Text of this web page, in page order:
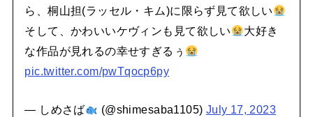
ら、桐山担(ラッセル・キム)に限らず見て欲しい
そして、かわいいケヴィンも見て欲しい
大好き
な作品が見れるの幸せすぎるぅ
pic.twitter.com/pwTqocp6py
— しめさば (@shimesaba1105) July 17, 2023